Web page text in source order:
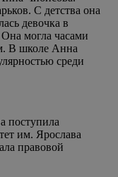
С детства она
девочка в
могла часами
В школе Анна
среди
поступила
им. Ярослава
правовой